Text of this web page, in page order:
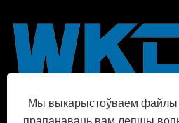
Мы выкарыстоўваем файлы